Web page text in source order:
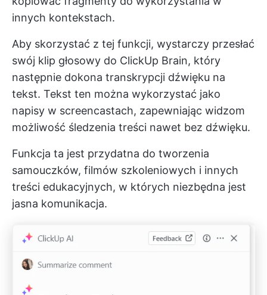
innych kontekstach.
Aby skorzystać z tej funkcji, wystarczy przesłać
swój klip głosowy do ClickUp Brain, który
następnie dokona transkrypcji dźwięku na
tekst. Tekst ten można wykorzystać jako
napisy w screencastach, zapewniając widzom
możliwość śledzenia treści nawet bez dźwięku.
Funkcja ta jest przydatna do tworzenia
samouczków, filmów szkoleniowych i innych
treści edukacyjnych, w których niezbędna jest
jasna komunikacja.